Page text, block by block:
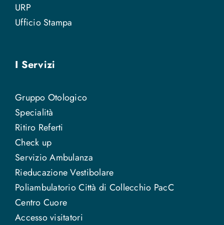
URP
Ufficio Stampa
I Servizi
Gruppo Otologico
Specialità
Ritiro Referti
Check up
Servizio Ambulanza
Rieducazione Vestibolare
Poliambulatorio Città di Collecchio PacC
Centro Cuore
Accesso visitatori